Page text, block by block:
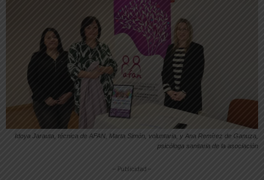
Idoya Jarauta, técnica de AFAN, Marta Simón, voluntaria, y Ana Remírez de Ganuza,
psicóloga sanitaria de la asociación
-- Publicidad --